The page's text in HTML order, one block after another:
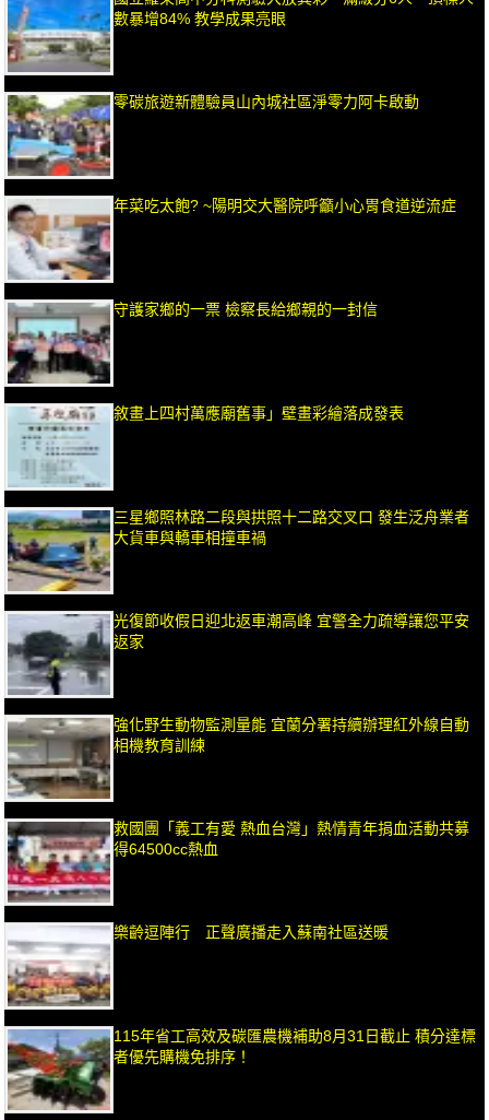
數暴增84% 教學成果亮眼
零碳旅遊新體驗員山內城社區淨零力阿卡啟動
年菜吃太飽? ~陽明交大醫院呼籲小心胃食道逆流症
守護家鄉的一票 檢察長給鄉親的一封信
敘畫上四村萬應廟舊事」壁畫彩繪落成發表
三星鄉照林路二段與拱照十二路交叉口 發生泛舟業者
大貨車與轎車相撞車禍
光復節收假日迎北返車潮高峰 宜警全力疏導讓您平安
返家
強化野生動物監測量能 宜蘭分署持續辦理紅外線自動
相機教育訓練
救國團「義工有愛 熱血台灣」熱情青年捐血活動共募
得64500cc熱血
樂齡逗陣行 正聲廣播走入蘇南社區送暖
115年省工高效及碳匯農機補助8月31日截止 積分達標
者優先購機免排序！